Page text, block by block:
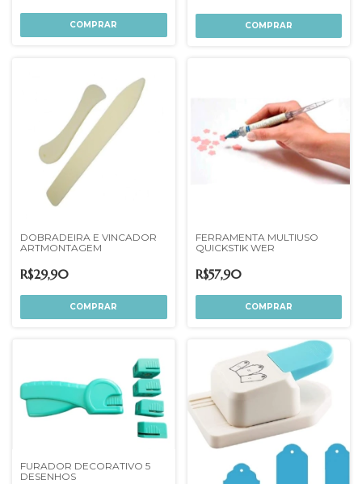
DOBRADEIRA E VINCADOR
ARTMONTAGEM
R$29,90
FERRAMENTA MULTIUSO
QUICKSTIK WER
R$57,90
FURADOR DECORATIVO 5
DESENHOS